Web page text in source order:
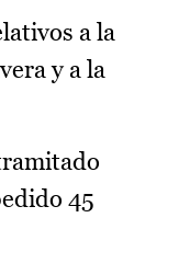
a la
y a la
45